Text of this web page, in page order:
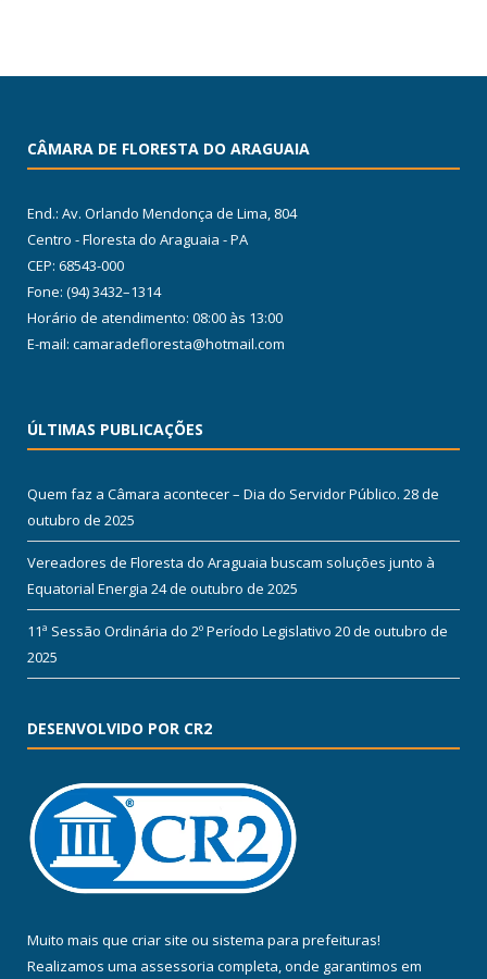
CÂMARA DE FLORESTA DO ARAGUAIA
End.: Av. Orlando Mendonça de Lima, 804
Centro - Floresta do Araguaia - PA
CEP: 68543-000
Fone: (94) 3432–1314
Horário de atendimento: 08:00 às 13:00
E-mail: camaradefloresta@hotmail.com
ÚLTIMAS PUBLICAÇÕES
Quem faz a Câmara acontecer – Dia do Servidor Público. 28 de
outubro de 2025
Vereadores de Floresta do Araguaia buscam soluções junto à
Equatorial Energia 24 de outubro de 2025
11ª Sessão Ordinária do 2º Período Legislativo 20 de outubro de
2025
DESENVOLVIDO POR CR2
Muito mais que criar site ou sistema para prefeituras!
Realizamos uma assessoria completa, onde garantimos em